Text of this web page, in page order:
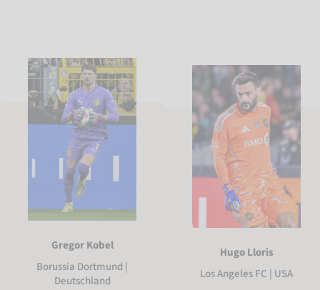
Gregor Kobel
Borussia Dortmund |
Deutschland
Hugo Lloris
Los Angeles FC | USA